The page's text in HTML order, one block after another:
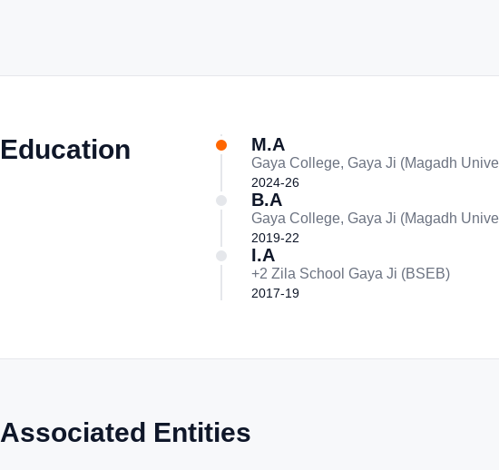
Education M.A
Gaya College, Gaya Ji (Magadh
2024-26
B.A
Gaya College, Gaya Ji (Magadh
2019-22
I.A
+2 Zila School Gaya Ji (BSEB)
2017-19
Associated Entities